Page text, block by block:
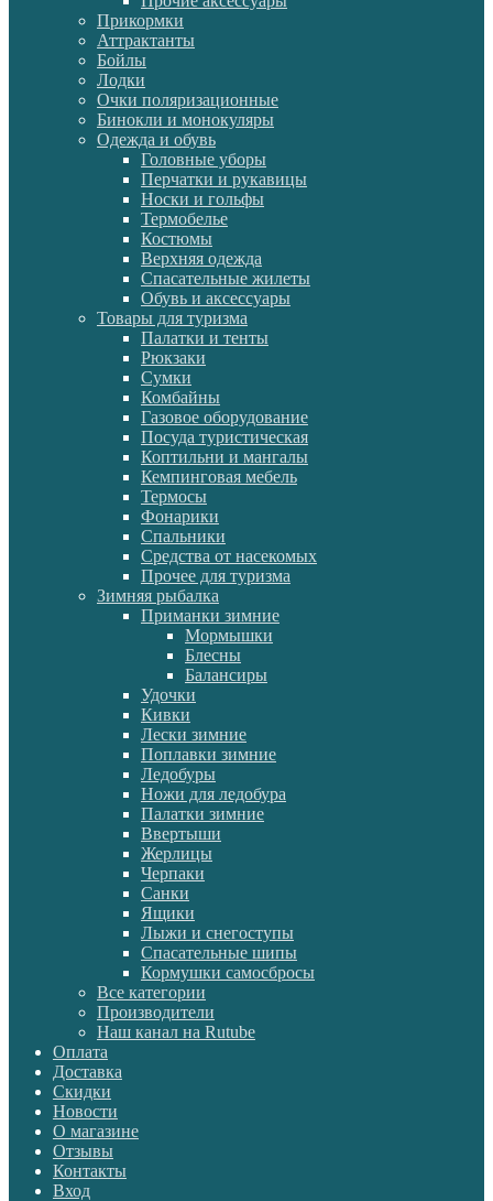
Прикормки
Аттрактанты
Бойлы
Лодки
Очки поляризационные
Бинокли и монокуляры
Одежда и обувь
Головные уборы
Перчатки и рукавицы
Носки и гольфы
Термобелье
Костюмы
Верхняя одежда
Спасательные жилеты
Обувь и аксессуары
Товары для туризма
Палатки и тенты
Рюкзаки
Сумки
Комбайны
Газовое оборудование
Посуда туристическая
Коптильни и мангалы
Кемпинговая мебель
Термосы
Фонарики
Спальники
Средства от насекомых
Прочее для туризма
Зимняя рыбалка
Приманки зимние
Мормышки
Блесны
Балансиры
Удочки
Кивки
Лески зимние
Поплавки зимние
Ледобуры
Ножи для ледобура
Палатки зимние
Ввертыши
Жерлицы
Черпаки
Санки
Ящики
Лыжи и снегоступы
Спасательные шипы
Кормушки самосбросы
Все категории
Производители
Наш канал на Rutube
Оплата
Доставка
Скидки
Новости
О магазине
Отзывы
Контакты
Вход